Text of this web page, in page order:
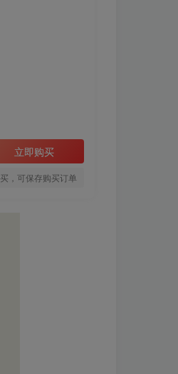
立即购买
，可保存购买订单